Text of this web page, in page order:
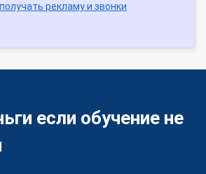
рекламу и звонки
если обучение не